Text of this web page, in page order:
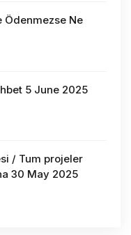
Ödenmezse Ne
5 June 2025
/ Tum projeler
30 May 2025